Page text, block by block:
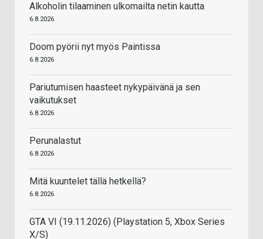
Alkoholin tilaaminen ulkomailta netin kautta
6.8.2026
Doom pyörii nyt myös Paintissa
6.8.2026
Pariutumisen haasteet nykypäivänä ja sen
vaikutukset
6.8.2026
Perunalastut
6.8.2026
Mitä kuuntelet tällä hetkellä?
6.8.2026
GTA VI (19.11.2026) (Playstation 5, Xbox Series
X/S)